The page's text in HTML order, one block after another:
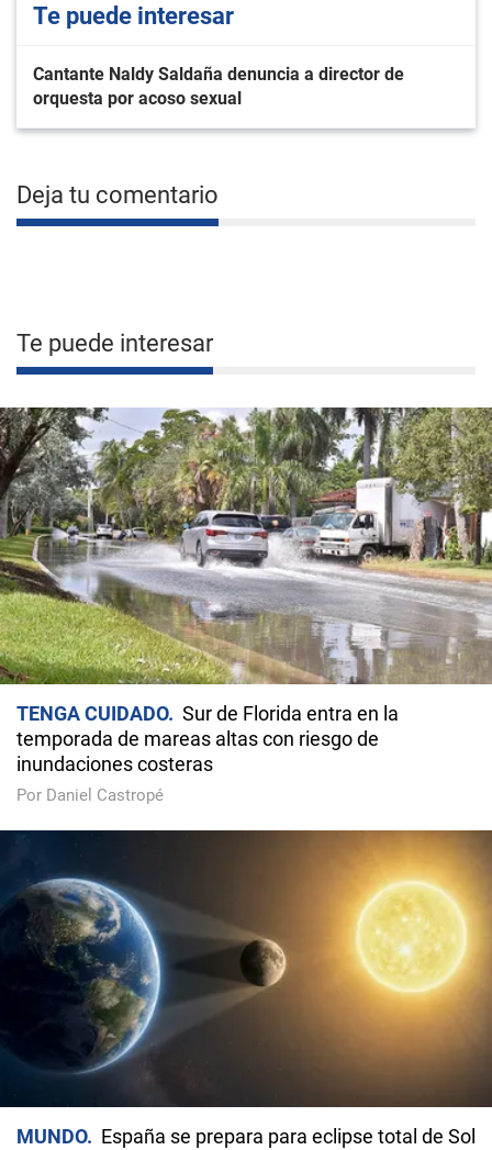
Te puede interesar
Cantante Naldy Saldaña denuncia a director de
orquesta por acoso sexual
Deja tu comentario
Te puede interesar
TENGA CUIDADO
Sur de Florida entra en la
temporada de mareas altas con riesgo de
inundaciones costeras
Por Daniel Castropé
MUNDO España se prepara para eclipse total de Sol